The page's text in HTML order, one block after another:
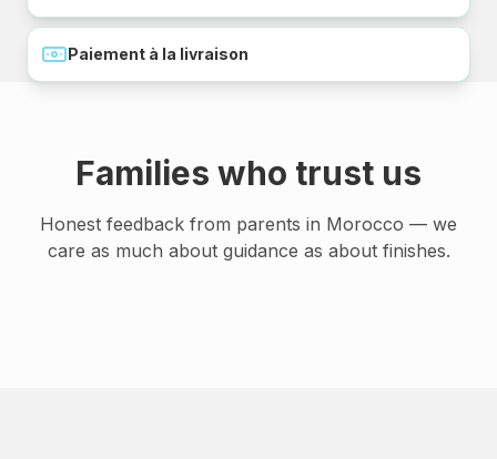
Paiement à la livraison
Families who trust us
Honest feedback from parents in Morocco — we
care as much about guidance as about finishes.